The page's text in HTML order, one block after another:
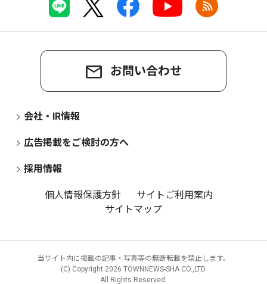
お問い合わせ
会社・IR情報
広告掲載をご検討の方へ
採用情報
個人情報保護方針
サイトご利用案内
サイトマップ
当サイト内に掲載の記事・写真等の無断転載を禁止します。
(C) Copyright 2026 TOWNNEWS-SHA CO.,LTD.
All Rights Reserved.